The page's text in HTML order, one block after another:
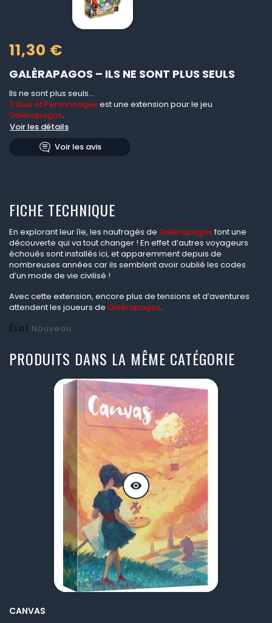
11,30 €
GALÈRAPAGOS – ILS NE SONT PLUS SEULS
Ils ne sont plus seuls...
Tribus et Personnages est une extension pour le jeu
Galèrapagos.
Voir les détails
Voir les avis
FICHE TECHNIQUE
En explorant leur île, les naufragés de Galèrapagosfont une
découverte qui va tout changer ! En effet d’autres voyageurs
échoués sont installés ici, et apparemment depuis de
nombreuses années car ils semblent avoir oublié les codes
d’un mode de vie civilisé !
Avec cette extension, encore plus de tensions et d’aventures
attendent les joueurs de Galèrapagos.
État Nouveau
PRODUITS DANS LA MÊME CATÉGORIE
visibility
CANVAS